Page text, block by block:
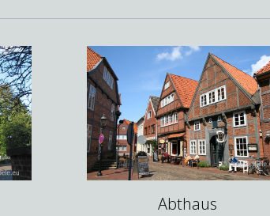
Abthaus